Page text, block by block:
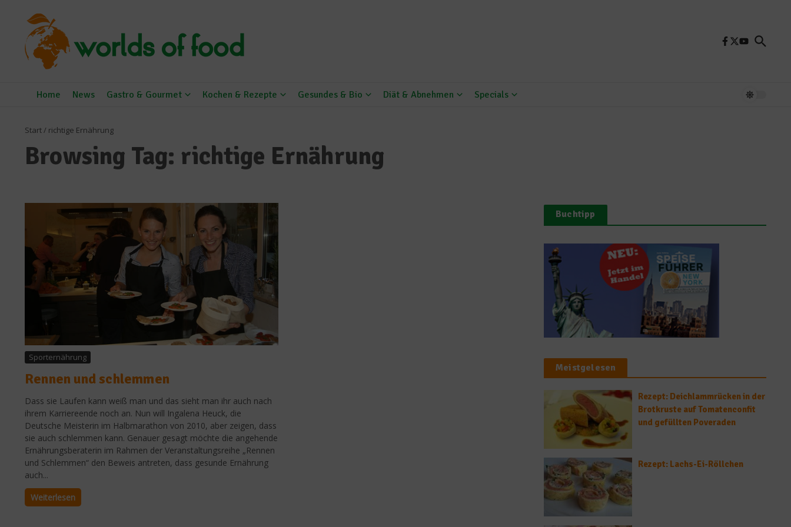
Home News Gastro & Gourmet Kochen & Rezepte Gesundes & Bio Diät & Abnehmen Specials
Start/ richtige Ernährung
Browsing Tag: richtige Ernährung
Sporternährung
Rennen und schlemmen
Dass sie Laufen kann weiß man und das sieht man ihr auch nach
ihrem Karriereende noch an. Nun will Ingalena Heuck, die
Deutsche Meisterin im Halbmarathon von 2010, aber zeigen, dass
sie auch schlemmen kann. Genauer gesagt möchte die angehende
Ernährungsberaterin im Rahmen der Veranstaltungsreihe „Rennen
und Schlemmen“ den Beweis antreten, dass gesunde Ernährung
auch...
Weiterlesen
Buchtipp
Meistgelesen
Rezept: Deichlammrücken in der
Brotkruste auf Tomatenconfit
und gefüllten Poveraden
Rezept: Lachs-Ei-Röllchen